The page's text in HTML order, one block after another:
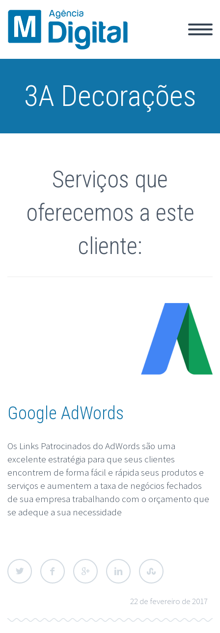
3A Decorações
Serviços que
oferecemos a este
cliente:
Google AdWords
Os Links Patrocinados do AdWords são uma
excelente estratégia para que seus clientes
encontrem de forma fácil e rápida seus produtos e
serviços e aumentem a taxa de negócios fechados
de sua empresa trabalhando com o orçamento que
se adeque a sua necessidade
22 de fevereiro de 2017